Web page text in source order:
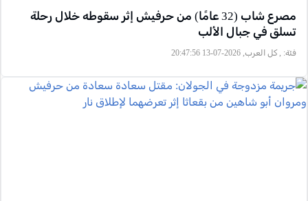
مصرع شاب (32 عامًا) من حرفيش إثر سقوطه خلال رحلة
تسلق في جبال الألب
فئة: , كل العرب, 2026-07-13 20:47:56